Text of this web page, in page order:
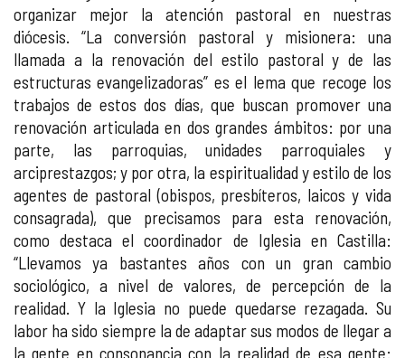
organizar mejor la atención pastoral en nuestras
diócesis. “La conversión pastoral y misionera: una
llamada a la renovación del estilo pastoral y de las
estructuras evangelizadoras” es el lema que recoge los
trabajos de estos dos días, que buscan promover una
renovación articulada en dos grandes ámbitos: por una
parte, las parroquias, unidades parroquiales y
arciprestazgos; y por otra, la espiritualidad y estilo de los
agentes de pastoral (obispos, presbíteros, laicos y vida
consagrada), que precisamos para esta renovación,
como destaca el coordinador de Iglesia en Castilla:
“Llevamos ya bastantes años con un gran cambio
sociológico, a nivel de valores, de percepción de la
realidad. Y la Iglesia no puede quedarse rezagada. Su
labor ha sido siempre la de adaptar sus modos de llegar a
la gente en consonancia con la realidad de esa gente: